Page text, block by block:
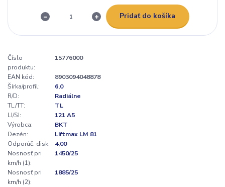
Pridať do košíka
Číslo
produktu:
15776000
EAN kód:
8903094048878
Šírka/profil:
6,0
R/D:
Radiálne
TL/TT:
TL
LI/SI:
121 A5
Výrobca:
BKT
Dezén:
Liftmax LM 81
Odporúč. disk:
4,00
Nosnosť pri
km/h (1):
1450/25
Nosnosť pri
km/h (2):
1885/25